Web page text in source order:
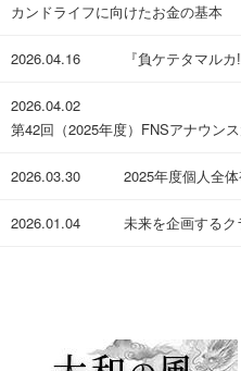
カンドライフに向けたお金の基本
2026.04.16 『負ケテタマル
2026.04.02
第42回（2025年度）FNSアナウン
2026.03.30 ​2025年度個人全
2026.01.04 未来を企画するク